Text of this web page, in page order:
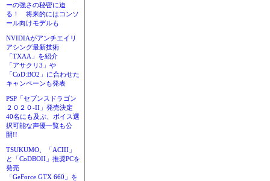
ーの強さの秘密に迫
る！ 将来的にはコンソ
ール向けモデルも
NVIDIAがアンチエイリ
アシング最新技術
「TXAA」を紹介
「アサクリ3」や
「CoD:BO2」に合わせた
キャンペーンも発表
PSP「セブンスドラゴン
２０２０-II」発売決定
40名にも及ぶ、ボイス選
択可能な声優一覧も公
開!!
TSUKUMO、「ACIII」
と「CoDBOII」推奨PCを
発売
「GeForce GTX 660」を